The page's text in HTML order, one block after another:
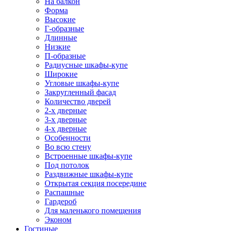
Форма
Высокие
Г-образные
Длинные
Низкие
П-образные
Радиусные шкафы-купе
Широкие
Угловые шкафы-купе
Закругленный фасад
Количество дверей
2-х дверные
3-х дверные
4-х дверные
Особенности
Во всю стену
Встроенные шкафы-купе
Под потолок
Раздвижные шкафы-купе
Открытая секция посередине
Распашные
Гардероб
Для маленького помещения
Эконом
Гостиные